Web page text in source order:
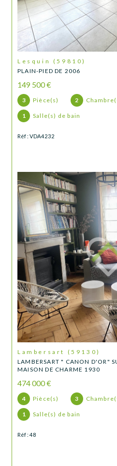
Lesquin (59810)
PLAIN-PIED DE 2006
149 500 €
3 Pièce(s) 2
1 Salle(s) de bain
Réf : VDA4232
Lambersart (59130)
LAMBERSART " CANON D'OR"
MAISON DE CHARME 1930
474 000 €
4 Pièce(s) 3
1 Salle(s) de bain
Réf : 48